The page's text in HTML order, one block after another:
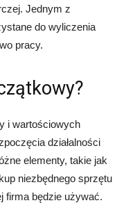
Jednym z
do wyliczenia
pracy.
i wartościowych
działalności
elementy, takie jak
niezbędnego sprzętu
firma będzie używać.